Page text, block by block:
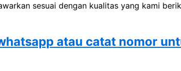
sesuai dengan kualitas yang kami
atau catat nomor